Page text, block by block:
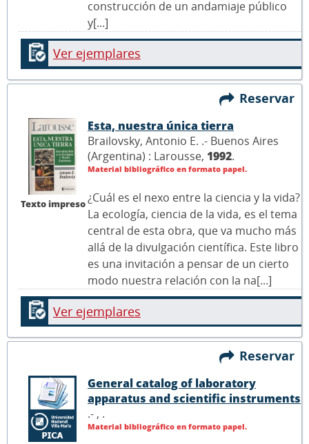
construcción de un andamiaje público
y[...]
Ver ejemplares
Reservar
Texto impreso
Esta, nuestra única tierra
Brailovsky, Antonio E. .- Buenos Aires
(Argentina) : Larousse, 1992.
Material bibliográfico en formato papel.
¿Cuál es el nexo entre la ciencia y la vida?
La ecología, ciencia de la vida, es el tema
central de esta obra, que va mucho más
allá de la divulgación científica. Este libro
es una invitación a pensar de un cierto
modo nuestra relación con la na[...]
Ver ejemplares
Reservar
General catalog of laboratory
apparatus and scientific instruments
.- , .
Material bibliográfico en formato papel.